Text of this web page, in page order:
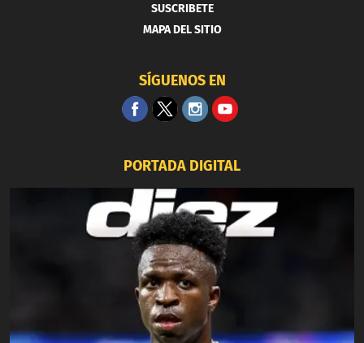
SUSCRIBETE
MAPA DEL SITIO
SÍGUENOS EN
PORTADA DIGITAL